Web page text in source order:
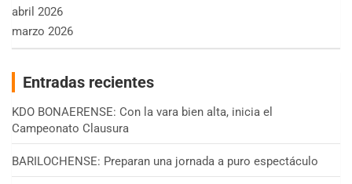
abril 2026
marzo 2026
Entradas recientes
KDO BONAERENSE: Con la vara bien alta, inicia el
Campeonato Clausura
BARILOCHENSE: Preparan una jornada a puro espectáculo